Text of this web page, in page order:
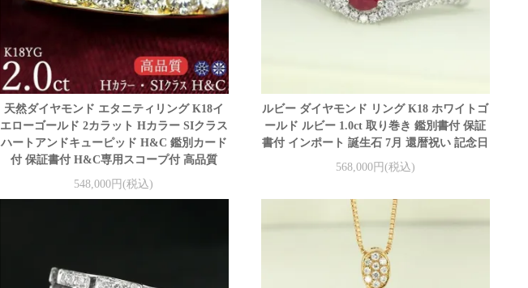
天然ダイヤモンド エタニティリング K18イ
エローゴールド 2カラット Hカラー SIクラス
ハートアンドキューピッド H&C 鑑別カード
付 保証書付 H&C専用スコープ付 高品質
548,000円(税込)
ルビー ダイヤモンド リング K18 ホワイトゴ
ールド ルビー 1.0ct 取り巻き 鑑別書付 保証
書付 インポート 誕生石 7月 還暦祝い 記念日
568,000円(税込)